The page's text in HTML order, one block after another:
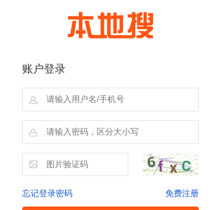
账户登录
忘记登录密码 免费注册